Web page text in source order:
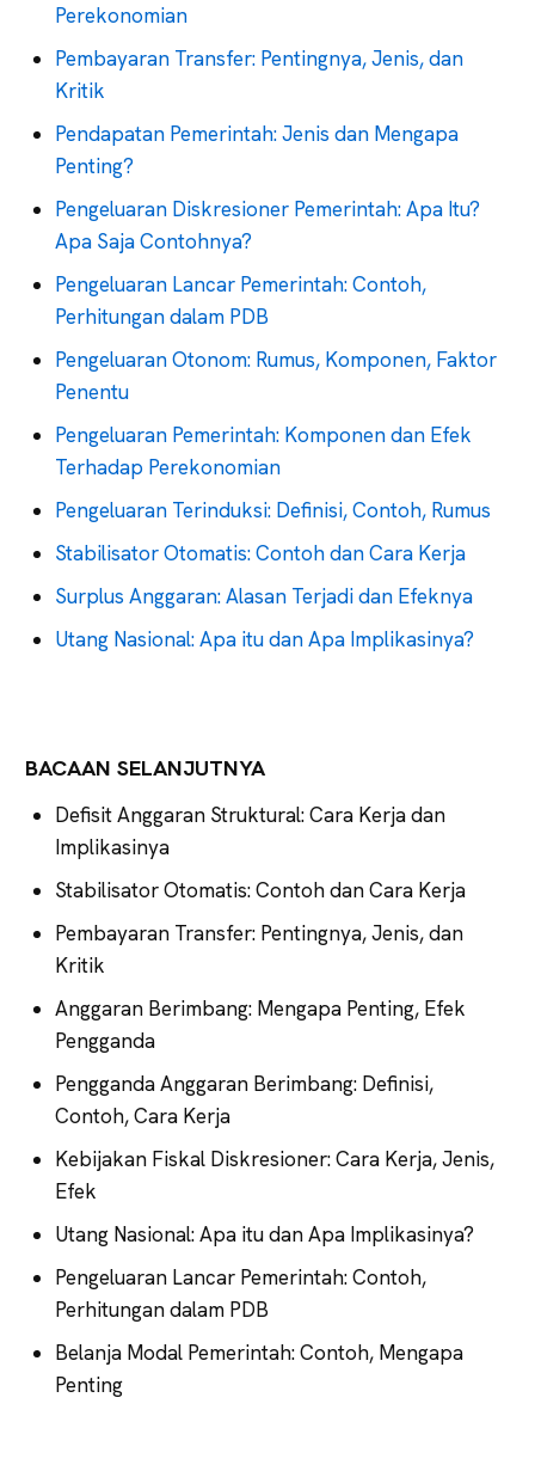
Perekonomian
Pembayaran Transfer: Pentingnya, Jenis, dan
Kritik
Pendapatan Pemerintah: Jenis dan Mengapa
Penting?
Pengeluaran Diskresioner Pemerintah: Apa Itu?
Apa Saja Contohnya?
Pengeluaran Lancar Pemerintah: Contoh,
Perhitungan dalam PDB
Pengeluaran Otonom: Rumus, Komponen, Faktor
Penentu
Pengeluaran Pemerintah: Komponen dan Efek
Terhadap Perekonomian
Pengeluaran Terinduksi: Definisi, Contoh, Rumus
Stabilisator Otomatis: Contoh dan Cara Kerja
Surplus Anggaran: Alasan Terjadi dan Efeknya
Utang Nasional: Apa itu dan Apa Implikasinya?
BACAAN SELANJUTNYA
Defisit Anggaran Struktural: Cara Kerja dan
Implikasinya
Stabilisator Otomatis: Contoh dan Cara Kerja
Pembayaran Transfer: Pentingnya, Jenis, dan
Kritik
Anggaran Berimbang: Mengapa Penting, Efek
Pengganda
Pengganda Anggaran Berimbang: Definisi,
Contoh, Cara Kerja
Kebijakan Fiskal Diskresioner: Cara Kerja, Jenis,
Efek
Utang Nasional: Apa itu dan Apa Implikasinya?
Pengeluaran Lancar Pemerintah: Contoh,
Perhitungan dalam PDB
Belanja Modal Pemerintah: Contoh, Mengapa
Penting